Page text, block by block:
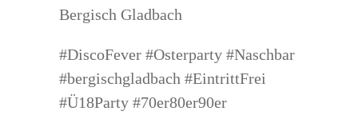
Bergisch Gladbach
#DiscoFever #Osterparty #Naschbar
#bergischgladbach #EintrittFrei
#Ü18Party #70er80er90er